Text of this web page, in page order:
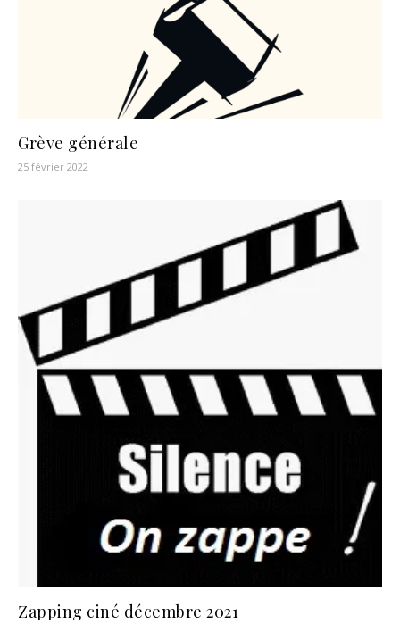
Grève générale
25 février 2022
Zapping ciné décembre 2021